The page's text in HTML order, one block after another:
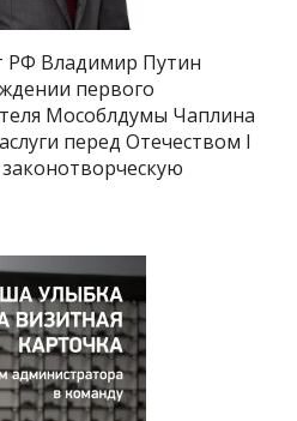
РФ Владимир Путин
первого
Мособлдумы Чаплина
перед Отечеством I